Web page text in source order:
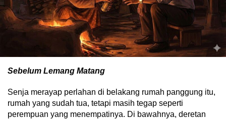
Sebelum Lemang Matang
Senja merayap perlahan di belakang rumah panggung itu,
rumah yang sudah tua, tetapi masih tegap seperti
perempuan yang menempatinya. Di bawahnya, deretan